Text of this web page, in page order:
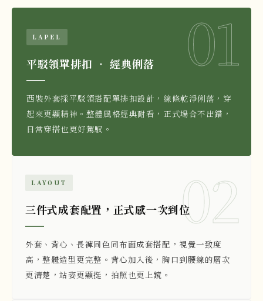
01
LAPEL
平駁領單排扣 ‧ 經典俐落
西裝外套採平駁領搭配單排扣設計，線條乾淨俐落，穿
起來更顯精神。整體風格經典耐看，正式場合不出錯，
日常穿搭也更好駕馭。
02
LAYOUT
三件式成套配置，正式感一次到位
外套、背心、長褲同色同布面成套搭配，視覺一致度
高，整體造型更完整。背心加入後，胸口到腰線的層次
更清楚，站姿更顯挺，拍照也更上鏡。